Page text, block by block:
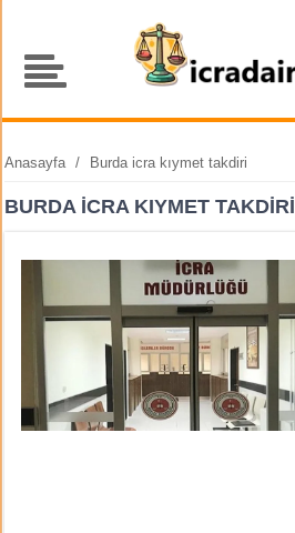
Anasayfa / Burda icra kıymet takdiri
BURDA ICRA KIYMET TAKDIRI